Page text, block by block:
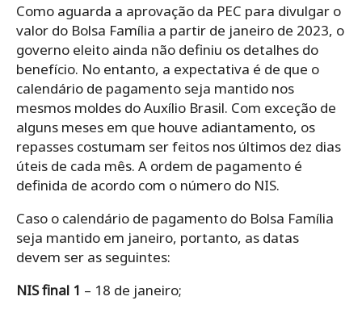
Como aguarda a aprovação da PEC para divulgar o
valor do Bolsa Família a partir de janeiro de 2023, o
governo eleito ainda não definiu os detalhes do
benefício. No entanto, a expectativa é de que o
calendário de pagamento seja mantido nos
mesmos moldes do Auxílio Brasil. Com exceção de
alguns meses em que houve adiantamento, os
repasses costumam ser feitos nos últimos dez dias
úteis de cada mês. A ordem de pagamento é
definida de acordo com o número do NIS.
Caso o calendário de pagamento do Bolsa Família
seja mantido em janeiro, portanto, as datas
devem ser as seguintes:
NIS final 1 – 18 de janeiro;